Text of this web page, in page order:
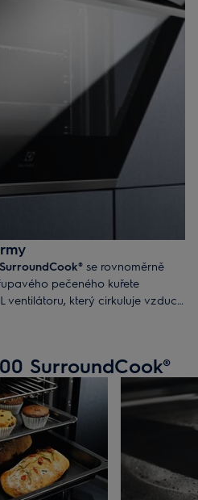
se rovnoměrně
pečeného kuřete
ventilátoru, který cirkuluje vzduch
SurroundCook®